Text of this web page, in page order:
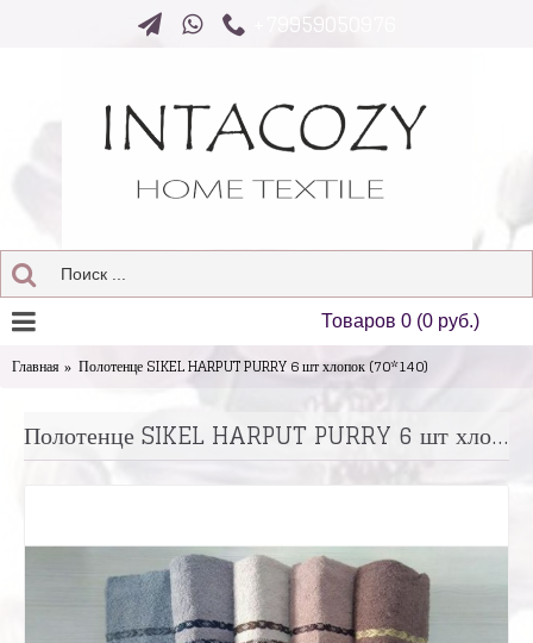
+79959050976
Товаров 0 (0 руб.)
Главная Полотенце SIKEL HARPUT PURRY 6 шт хлопок (70*140)
Полотенце SIKEL HARPUT PURRY 6 шт хлопок (70*140)